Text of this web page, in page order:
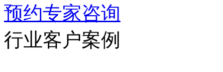
预约专家咨询
行业客户案例